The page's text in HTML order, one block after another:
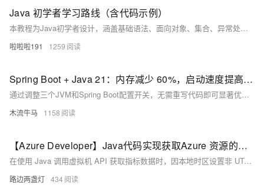
Java 初学者学习路线（含代码示例）
本教程为Java初学者设计，涵盖基础语法、面向对象、集合、异常处理、文件操作、多线程、JDBC、Servlet及MyBatis等内容，每阶段配核心代码示例，强调动手实践，助你循序渐进掌握Java编程。
啦啦啦191 1259
Spring Boot + Java 21：内存减少 60%，启动速度提高 30% — 零代码
通过调整三个JVM和Spring Boot配置开关，无需重写代码即可显著优化Java应用性能：内存减少60%，启动速度提升30%。适用于所有在JVM上运行API的生产团队，低成本实现高效能。
木流牛马 1158
【Azure Developer】Java代码实现获取Azure 资源的指标数据却报错 "invalid time interval input"
在使用 Java 调用虚拟机 API 获取指标数据时，因本地时区设置非 UTC，导致时间格式解析错误。解决方法是在代码中手动指定时区为 UTC，使用 `ZoneOffset.ofHours(0)` 并结合 `withOffsetSameInstant` 方法进行时区转换，从而避免因时区差异引发的时间格式问题。
路边两盏灯 434